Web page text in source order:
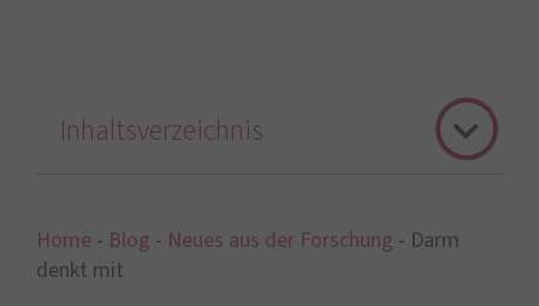
Home - Blog - Neues aus der Forschung - Darm
denkt mit
Inhaltsverzeichnis